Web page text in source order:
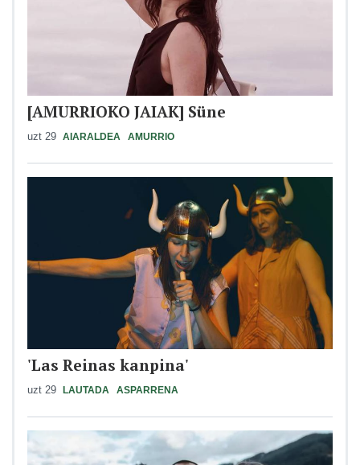
[AMURRIOKO JAIAK] Süne
uzt 29 AIARALDEA AMURRIO
'Las Reinas kanpina'
uzt 29 LAUTADA ASPARRENA